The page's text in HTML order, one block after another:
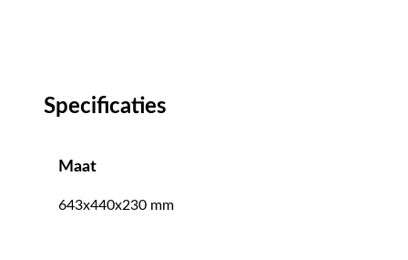
Specificaties
Maat
643x440x230 mm